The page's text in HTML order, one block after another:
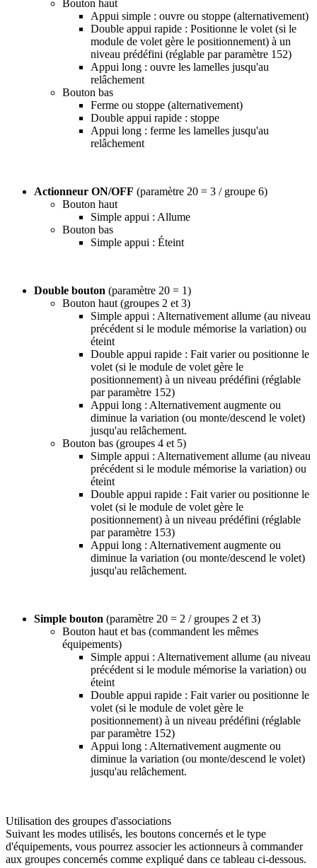
Bouton haut
Appui simple : ouvre ou stoppe (alternativement)
Double appui rapide : Positionne le volet (si le
module de volet gère le positionnement) à un
niveau prédéfini (réglable par paramètre 152)
Appui long : ouvre les lamelles jusqu'au
relâchement
Bouton bas
Ferme ou stoppe (alternativement)
Double appui rapide : stoppe
Appui long : ferme les lamelles jusqu'au
relâchement
Actionneur ON/OFF (paramètre 20 = 3 / groupe 6)
Bouton haut
Simple appui : Allume
Bouton bas
Simple appui : Éteint
Double bouton (paramètre 20 = 1)
Bouton haut (groupes 2 et 3)
Simple appui : Alternativement allume (au niveau
précédent si le module mémorise la variation) ou
éteint
Double appui rapide : Fait varier ou positionne le
volet (si le module de volet gère le
positionnement) à un niveau prédéfini (réglable
par paramètre 152)
Appui long : Alternativement augmente ou
diminue la variation (ou monte/descend le volet)
jusqu'au relâchement.
Bouton bas (groupes 4 et 5)
Simple appui : Alternativement allume (au niveau
précédent si le module mémorise la variation) ou
éteint
Double appui rapide : Fait varier ou positionne le
volet (si le module de volet gère le
positionnement) à un niveau prédéfini (réglable
par paramètre 153)
Appui long : Alternativement augmente ou
diminue la variation (ou monte/descend le volet)
jusqu'au relâchement.
Simple bouton (paramètre 20 = 2 / groupes 2 et 3)
Bouton haut et bas (commandent les mêmes
équipements)
Simple appui : Alternativement allume (au niveau
précédent si le module mémorise la variation) ou
éteint
Double appui rapide : Fait varier ou positionne le
volet (si le module de volet gère le
positionnement) à un niveau prédéfini (réglable
par paramètre 152)
Appui long : Alternativement augmente ou
diminue la variation (ou monte/descend le volet)
jusqu'au relâchement.
Utilisation des groupes d'associations
Suivant les modes utilisés, les boutons concernés et le type
d'équipements, vous pourrez associer les actionneurs à commander
aux groupes concernés comme expliqué dans ce tableau ci-dessous.